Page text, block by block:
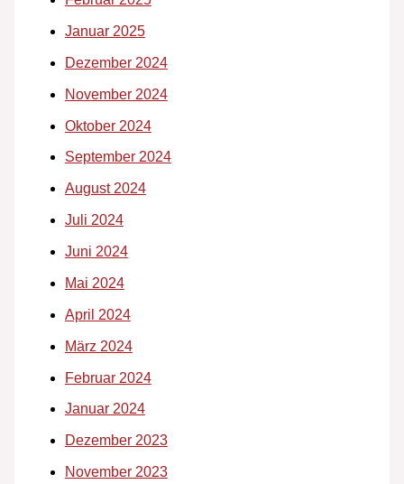
Januar 2025
Dezember 2024
November 2024
Oktober 2024
September 2024
August 2024
Juli 2024
Juni 2024
Mai 2024
April 2024
März 2024
Februar 2024
Januar 2024
Dezember 2023
November 2023